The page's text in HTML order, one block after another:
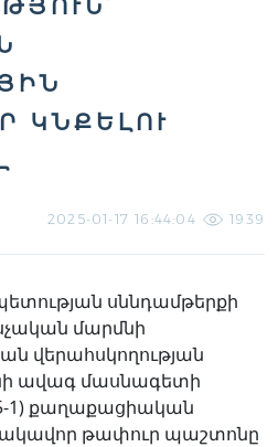
ԿՆՔԵԼՈՒ
2025-01-17 16:44:04 1939
սննդամթերքի
մարմնի
վերահսկողության
ավագ մասնագետի
1) քաղաքացիական
թափուր պաշտոնը